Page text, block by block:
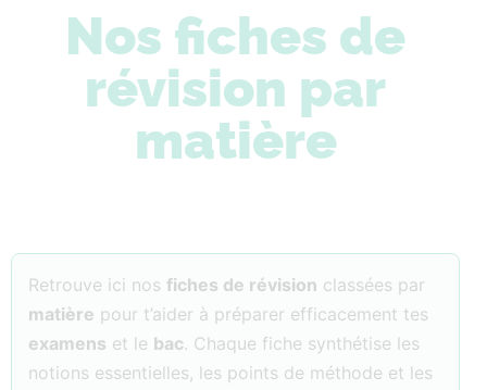
Nos fiches de
révision par
matière
Retrouve ici nos fiches de révision classées par
matière pour t’aider à préparer efficacement tes
examens et le bac. Chaque fiche synthétise les
notions essentielles, les points de méthode et les